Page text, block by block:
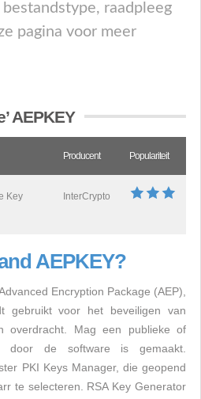
raadpleeg
pagina voor meer
AEPKEY
Producent Populariteit
Key
InterCrypto
AEPKEY?
Encryption Package (AEP),
gebruikt voor het beveiligen van
overdracht. Mag een publieke of
door de software is gemaakt.
PKI Keys Manager, die geopend
te selecteren. RSA Key Generator